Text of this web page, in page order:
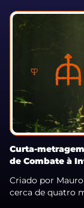
Curta-
de Combate à
Criado por
cerca de quatro